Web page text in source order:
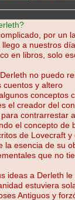
por un
a nuestros
en libros, solo
no puedo
cuentos y altero
conceptos
el creador del
contrarrestar
el concepto de
de Lovecraft
la esencia de su
que no
ideas a Derleth le
estuviera
Antiguos y